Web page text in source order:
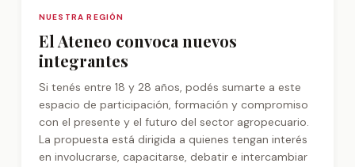
NUESTRA REGIÓN
El Ateneo convoca nuevos
integrantes
Si tenés entre 18 y 28 años, podés sumarte a este
espacio de participación, formación y compromiso
con el presente y el futuro del sector agropecuario.
La propuesta está dirigida a quienes tengan interés
en involucrarse, capacitarse, debatir e intercambiar